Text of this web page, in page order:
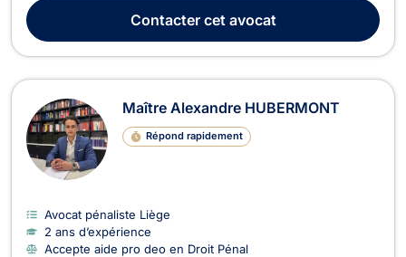
droit du sport, droit de Roulage et Permis de conduire, droit
commercial - concurrence et droit pénal. Fonda...
Contactercet avocat
Maître Alexandre HUBERMONT
Répond rapidement
Avocat pénaliste Liège
2 ans d’expérience
Accepte aide pro deo en Droit Pénal